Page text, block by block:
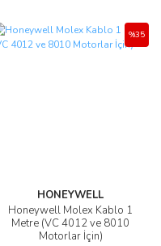
HONEYWELL
Honeywell Molex Kablo 1
Metre (VC 4012 ve 8010
Motorlar İçin)
%35